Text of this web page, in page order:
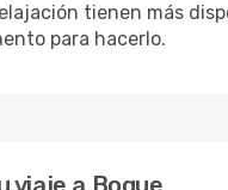
tienen más
para hacerlo.